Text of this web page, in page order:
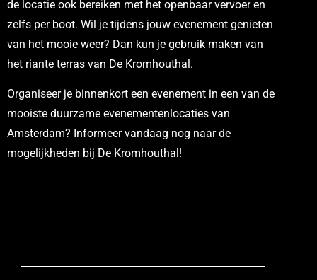
de locatie ook bereiken met het openbaar vervoer en
zelfs per boot. Wil je tijdens jouw evenement genieten
van het mooie weer? Dan kun je gebruik maken van
het riante terras van De Kromhouthal.
Organiseer je binnenkort een evenement in een van de
mooiste duurzame evenementenlocaties van
Amsterdam? Informeer vandaag nog naar de
mogelijkheden bij De Kromhouthal!